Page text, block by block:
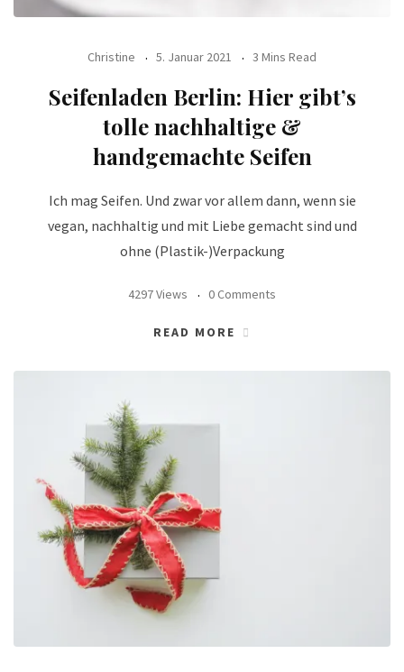
Christine 5. Januar 2021 3 Mins Read
Seifenladen Berlin: Hier gibt’s
tolle nachhaltige &
handgemachte Seifen
Ich mag Seifen. Und zwar vor allem dann, wenn sie
vegan, nachhaltig und mit Liebe gemacht sind und
ohne (Plastik-)Verpackung
4297 Views 0 Comments
READ MORE